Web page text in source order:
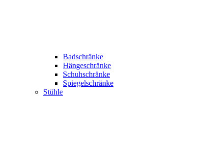
Badschränke
Hängeschränke
Schuhschränke
Spiegelschränke
Stühle